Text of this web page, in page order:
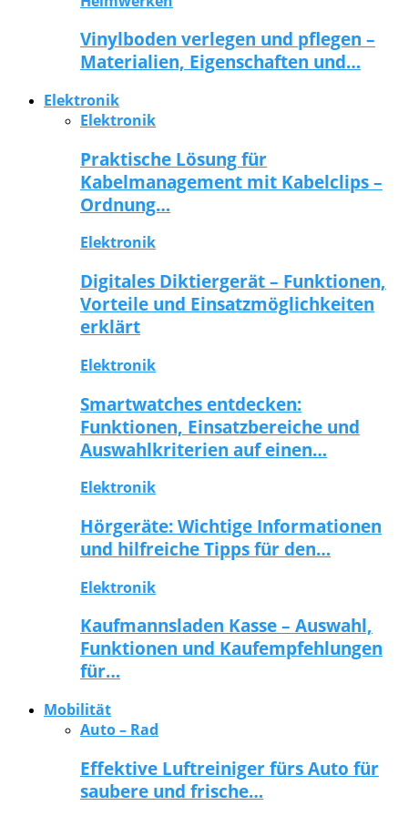
Vinylboden verlegen und pflegen –
Materialien, Eigenschaften und…
Elektronik
Elektronik
Praktische Lösung für
Kabelmanagement mit Kabelclips –
Ordnung…
Elektronik
Digitales Diktiergerät – Funktionen,
Vorteile und Einsatzmöglichkeiten
erklärt
Elektronik
Smartwatches entdecken:
Funktionen, Einsatzbereiche und
Auswahlkriterien auf einen…
Elektronik
Hörgeräte: Wichtige Informationen
und hilfreiche Tipps für den…
Elektronik
Kaufmannsladen Kasse – Auswahl,
Funktionen und Kaufempfehlungen
für…
Mobilität
Auto – Rad
Effektive Luftreiniger fürs Auto für
saubere und frische…